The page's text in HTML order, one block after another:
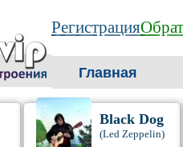
Регистрация
Главная
Black Dog
(Led Zeppelin)